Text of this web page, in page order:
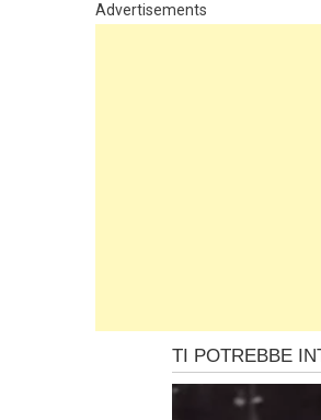
Advertisements